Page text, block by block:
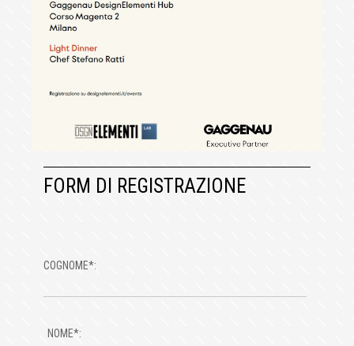
FORM DI REGISTRAZIONE
COGNOME*:
NOME*: